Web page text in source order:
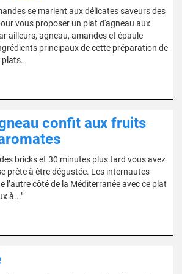
se marient aux délicates saveurs des
vous proposer un plat d'agneau aux
ailleurs, agneau, amandes et épaule
principaux de cette préparation de
plats.
confit aux fruits
bricks et 30 minutes plus tard vous avez
prête à être dégustée. Les internautes
l’autre côté de la Méditerranée avec ce plat
à..."